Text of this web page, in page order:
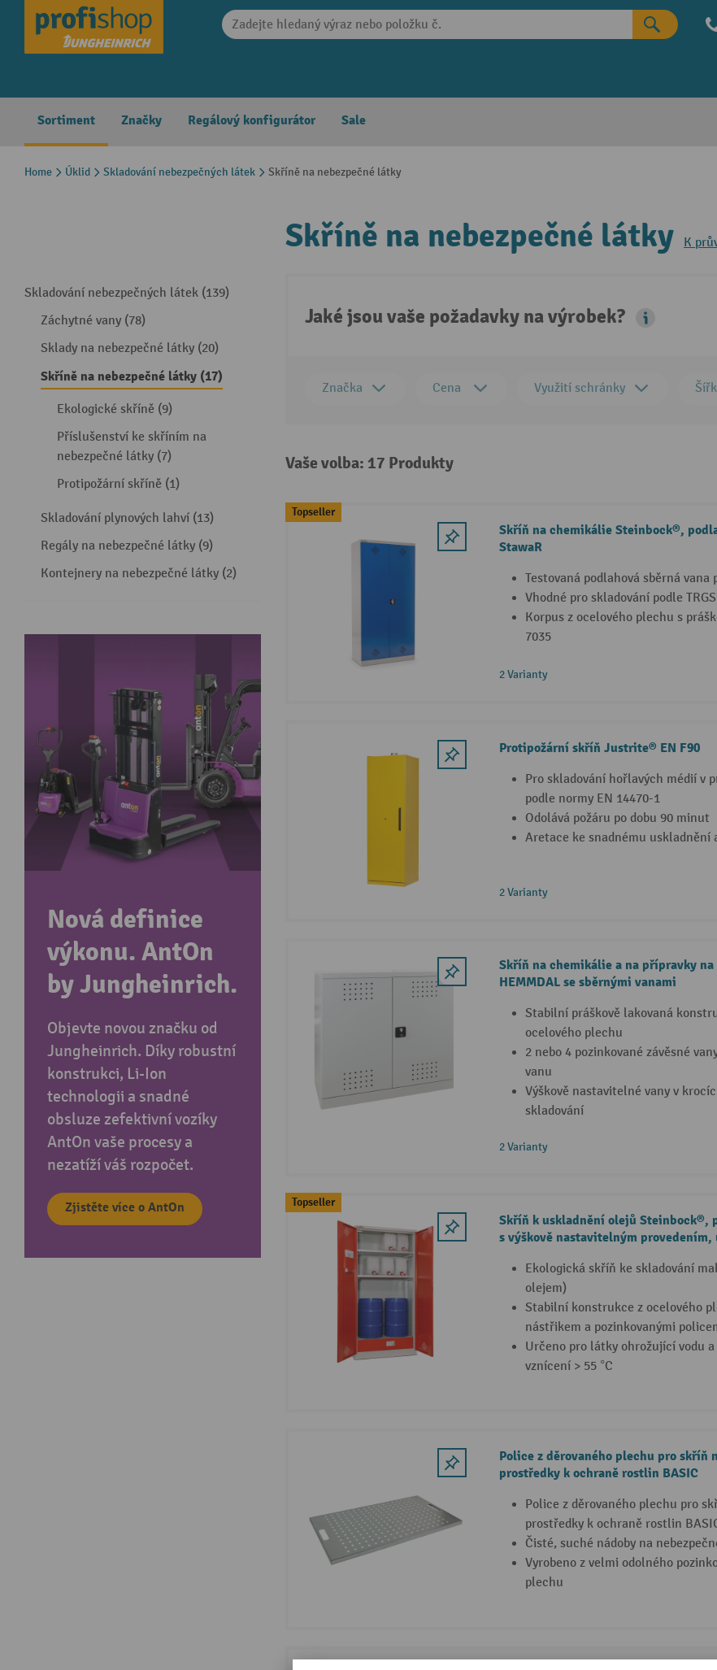
Skip to main navigation
Sortiment Značky Regálový konfigurátor Sale
Home Úklid Skladování nebezpečných látek Skříně na nebezpečné látky
Skladování nebezpečných látek (139)
Záchytné vany (78)
Sklady na nebezpečné látky (20)
Skříně na nebezpečné látky (17)
Ekologické skříně (9)
Příslušenství ke skříním na
nebezpečné látky (7)
Protipožární skříně (1)
Skladování plynových lahví (13)
Regály na nebezpečné látky (9)
Kontejnery na nebezpečné látky (2)
Nová definice
výkonu. AntOn
by Jungheinrich.
Objevte novou značku od
Jungheinrich. Díky robustní
konstrukci, Li-Ion
technologii a snadné
obsluze zefektivní vozíky
AntOn vaše procesy a
nezatíží váš rozpočet.
Zjistěte více o AntOn
Skříně na nebezpečné látky K
Jaké jsou vaše požadavky na výrobek?
Značka Cena Využití schránky
Vaše volba: 17 Produkty
Topseller
Skříň na chemikálie Steinbock®,
StawaR
Testovaná podlahová sběrná vana
Vhodné pro skladování podle
Korpus z ocelového plechu s
7035
2 Varianty
Protipožární skříň Justrite® EN F90
Pro skladování hořlavých médií v
podle normy EN 14470-1
Odolává požáru po dobu 90 minut
Aretace ke snadnému uskladnění
2 Varianty
Skříň na chemikálie a na přípravky
HEMMDAL se sběrnými vanami
Stabilní práškově lakovaná
ocelového plechu
2 nebo 4 pozinkované závěsné
vanu
Výškově nastavitelné vany v
skladování
2 Varianty
Topseller
Skříň k uskladnění olejů Steinbock®,
s výškově nastavitelným provedením,
Ekologická skříň ke skladování
olejem)
Stabilní konstrukce z ocelového
nástřikem a pozinkovanými
Určeno pro látky ohrožující vodu
vznícení > 55 °C
Police z děrovaného plechu pro skříň
prostředky k ochraně rostlin BASIC
Police z děrovaného plechu pro
prostředky k ochraně rostlin
Čisté, suché nádoby na
Vyrobeno z velmi odolného
plechu